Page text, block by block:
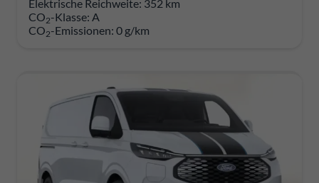
Elektrische Reichweite: 352 km
CO2-Klasse: A
CO2-Emissionen: 0 g/km